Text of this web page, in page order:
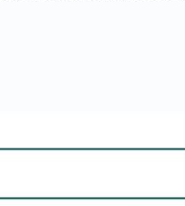
Her finner du